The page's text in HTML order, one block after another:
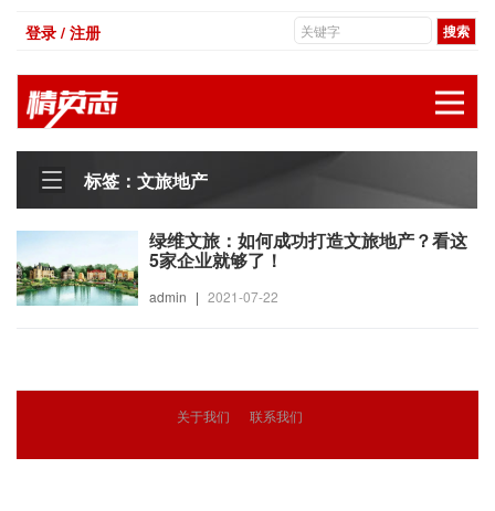
登录 / 注册
标签：文旅地产
绿维文旅：如何成功打造文旅地产？看这
5家企业就够了！
admin | 2021-07-22
关于我们 联系我们
© 2018